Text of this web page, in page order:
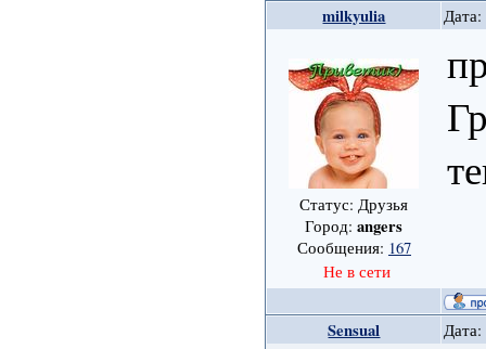
milkyulia
Статус: Друзья
Город:angers
Сообщения: 167
Не в сети
Sensual